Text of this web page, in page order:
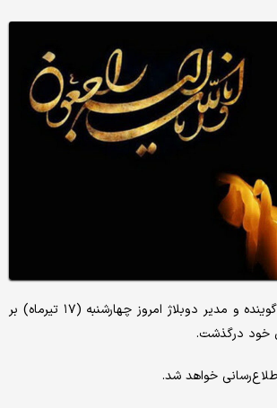
نیلوفر(فاطمه) حدادی گوینده و مدیر دوبلاژ امروز چهارشنبه (۱۷ تیرماه) بر
خود درگذشت.
خواهد شد.